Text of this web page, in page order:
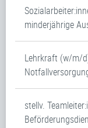
minderjährige
Lehrkraft (w/m/
stellv.